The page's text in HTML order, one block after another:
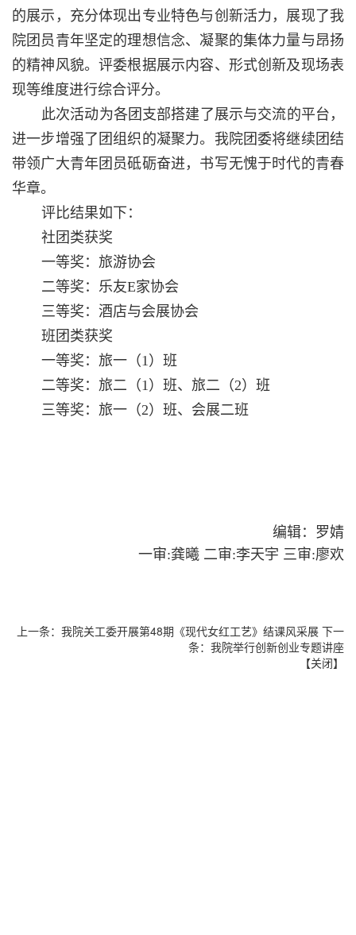
的展示，充分体现出专业特色与创新活力，展现了我
院团员青年坚定的理想信念、凝聚的集体力量与昂扬
的精神风貌。评委根据展示内容、形式创新及现场表
现等维度进行综合评分。
此次活动为各团支部搭建了展示与交流的平台，
进一步增强了团组织的凝聚力。我院团委将继续团结
带领广大青年团员砥砺奋进，书写无愧于时代的青春
华章。
评比结果如下：
社团类获奖
一等奖：旅游协会
二等奖：乐友E家协会
三等奖：酒店与会展协会
班团类获奖
一等奖：旅一（1）班
二等奖：旅二（1）班、旅二（2）班
三等奖：旅一（2）班、会展二班
编辑：罗婧
一审:龚曦 二审:李天宇 三审:廖欢
上一条： 我院关工委开展第48期《现代女红工艺》结课风采展 下一
条： 我院举行创新创业专题讲座
【关闭】